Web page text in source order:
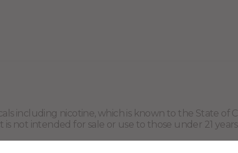
including nicotine, which is known to the State
not intended for sale or use to those under 21